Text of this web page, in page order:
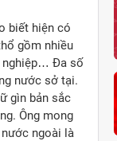
biết hiện có
gồm nhiều
nghiệp… Đa số
nước sở tại.
gìn bản sắc
Ông mong
ngoài là